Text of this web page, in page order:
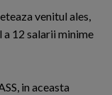
venitul ales,
a 12 salarii minime
in aceasta